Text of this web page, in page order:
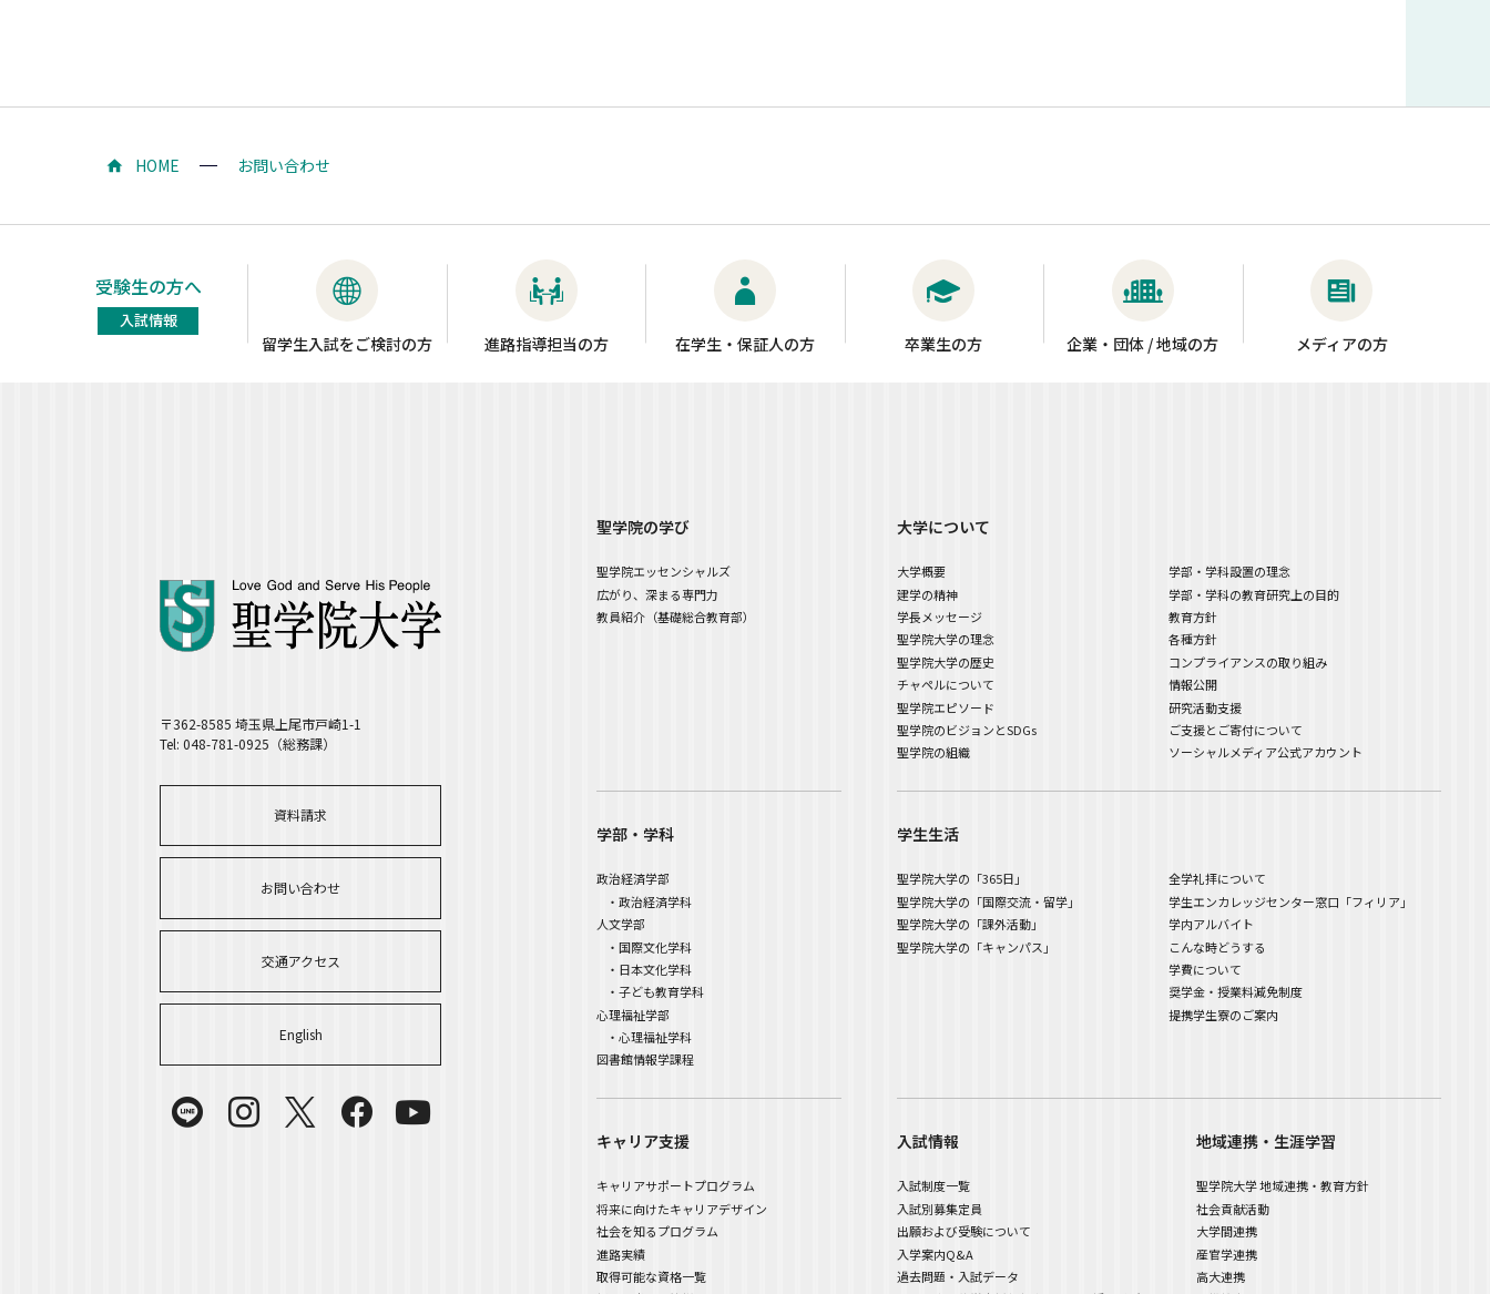
HOME お問い合わせ
受験生の方へ
入試情報
留学生入試をご検討の方 進路指導担当の方 在学生・保証人の方 卒業生の方 企業・団体 / 地域の方 メディアの方
〒362-8585 埼玉県上尾市戸崎1-1
Tel: 048-781-0925（総務課）
資料請求
お問い合わせ
交通アクセス
English
聖学院の学び
聖学院エッセンシャルズ
広がり、深まる専門力
教員紹介（基礎総合教育部）
大学について
大学概要
建学の精神
学長メッセージ
聖学院大学の理念
聖学院大学の歴史
チャペルについて
聖学院エピソード
聖学院のビジョンとSDGs
聖学院の組織
学部・学科設置の理念
学部・学科の教育研究上の目的
教育方針
各種方針
コンプライアンスの取り組み
情報公開
研究活動支援
ご支援とご寄付について
ソーシャルメディア公式アカウント
学部・学科
政治経済学部
・政治経済学科
人文学部
・国際文化学科
・日本文化学科
・子ども教育学科
心理福祉学部
・心理福祉学科
図書館情報学課程
学生生活
聖学院大学の「365日」
聖学院大学の「国際交流・留学」
聖学院大学の「課外活動」
聖学院大学の「キャンパス」
全学礼拝について
学生エンカレッジセンター窓口「フィリア」
学内アルバイト
こんな時どうする
学費について
奨学金・授業料減免制度
提携学生寮のご案内
キャリア支援
キャリアサポートプログラム
将来に向けたキャリアデザイン
社会を知るプログラム
進路実績
取得可能な資格一覧
入試情報
入試制度一覧
入試別募集定員
出願および受験について
入学案内Q&A
過去問題・入試データ
地域連携・生涯学習
聖学院大学 地域連携・教育方針
社会貢献活動
大学間連携
産官学連携
高大連携